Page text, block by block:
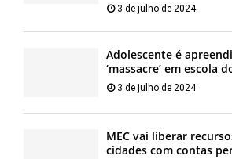
3 de julho de 2024
Adolescente é
‘massacre’ em escola
3 de julho de 2024
MEC vai liberar
cidades com contas